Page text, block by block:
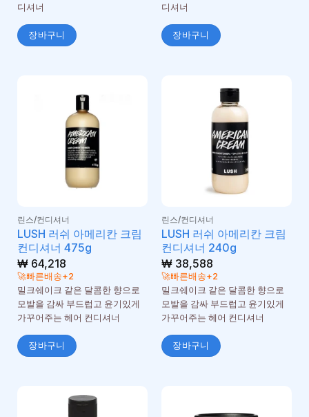
디셔너
장바구니
디셔너
장바구니
린스/컨디셔너
LUSH 러쉬 아메리칸 크림
컨디셔너 475g
₩64,218
🚀빠른배송+2
밀크쉐이크 같은 달콤한 향으로
모발을 감싸 부드럽고 윤기있게
가꾸어주는 헤어 컨디셔너
장바구니
린스/컨디셔너
LUSH 러쉬 아메리칸 크림
컨디셔너 240g
₩38,588
🚀빠른배송+2
밀크쉐이크 같은 달콤한 향으로
모발을 감싸 부드럽고 윤기있게
가꾸어주는 헤어 컨디셔너
장바구니